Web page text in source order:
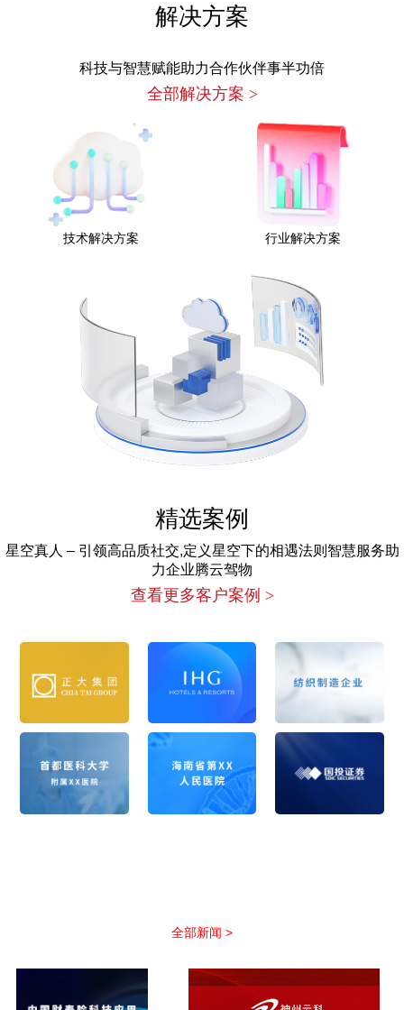
解决方案
科技与智慧赋能助力合作伙伴事半功倍
全部解决方案 >
技术解决方案 行业解决方案
精选案例
星空真人 – 引领高品质社交,定义星空下的相遇法则智慧服务助
力企业腾云驾物
查看更多客户案例 >
全部新闻 >